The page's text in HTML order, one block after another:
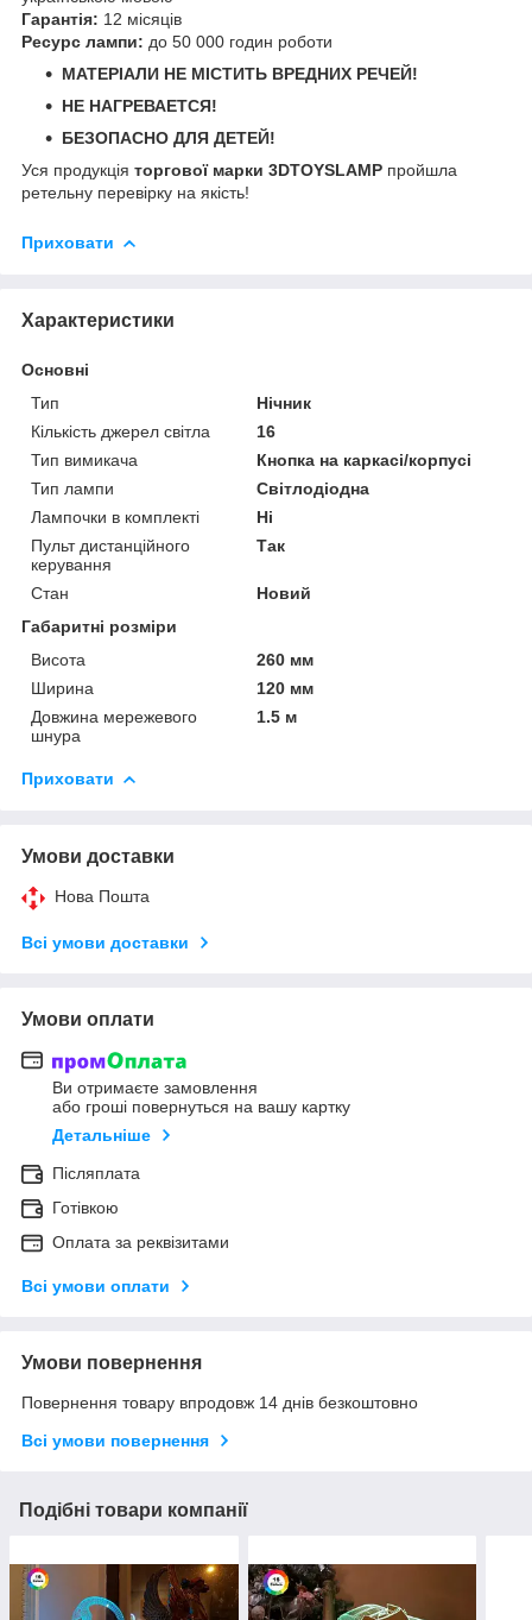
Гарантія: 12 місяців
Ресурс лампи: до 50 000 годин роботи
МАТЕРІАЛИ НЕ МІСТИТЬ ВРЕДНИХ РЕЧЕЙ!
НЕ НАГРЕВАЕТСЯ!
БЕЗОПАСНО ДЛЯ ДЕТЕЙ!
Уся продукція торгової марки 3DTOYSLAMP пройшла
ретельну перевірку на якість!
Приховати
Характеристики
Основні
Тип
Нічник
Кількість джерел світла
16
Тип вимикача
Кнопка на каркасі/корпусі
Тип лампи
Світлодіодна
Лампочки в комплекті
Ні
Пульт дистанційного
керування
Так
Стан
Новий
Габаритні розміри
Висота
260 мм
Ширина
120 мм
Довжина мережевого
шнура
1.5 м
Приховати
Умови доставки
Нова Пошта
Всі умови доставки
Умови оплати
Ви отримаєте замовлення
або гроші повернуться на вашу картку
Детальніше
Післяплата
Готівкою
Оплата за реквізитами
Всі умови оплати
Умови повернення
Повернення товару впродовж 14 днів безкоштовно
Всі умови повернення
Подібні товари компанії